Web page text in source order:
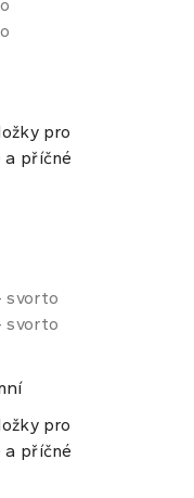
pro
a příčné
pro
a příčné